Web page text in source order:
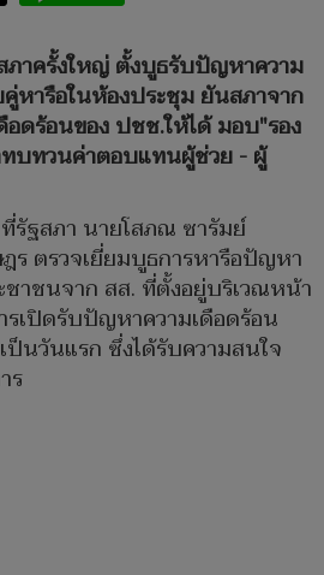
าครั้งใหญ่ ตั้งบูธรับปัญหาความ
หารือในห้องประชุม ยันสภาจาก
ดร้อนของ ปชช.ให้ได้ มอบ"รอง
บทวนค่าตอบแทนผู้ช่วย - ผู้
รัฐสภา นายโสภณ ซารัมย์
ร ตรวจเยี่ยมบูธการหารือปัญหา
ชาชนจาก สส. ที่ตั้งอยู่บริเวณหน้า
เปิดรับปัญหาความเดือดร้อน
ป็นวันแรก ซึ่งได้รับความสนใจ
ร